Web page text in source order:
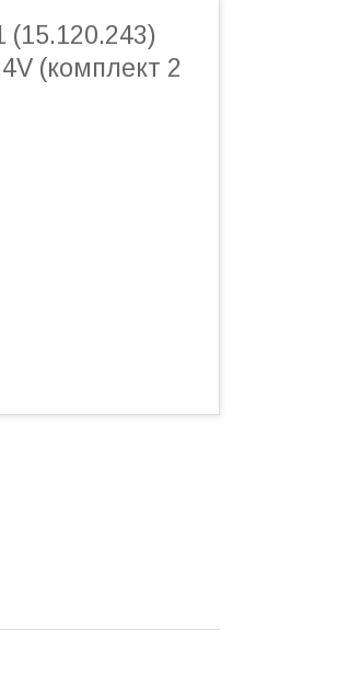
(15.120.243)
(комплект 2